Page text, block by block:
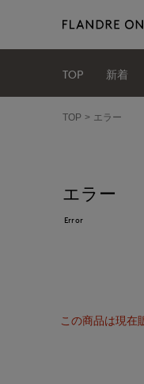
TOP 新着
TOP エラー
エラー
Error
この商品は現在